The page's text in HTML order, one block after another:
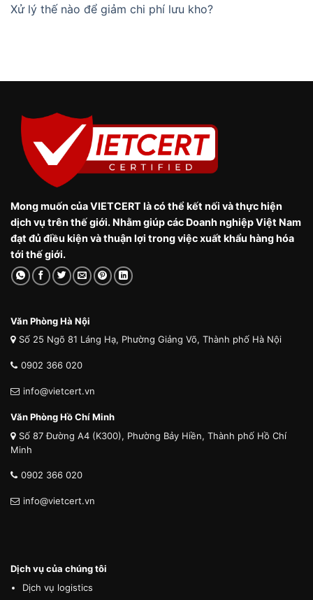
Xử lý thế nào để giảm chi phí lưu kho?
Mong muốn của VIETCERT là có thể kết nối và thực hiện
dịch vụ trên thế giới. Nhằm giúp các Doanh nghiệp Việt Nam
đạt đủ điều kiện và thuận lợi trong việc xuất khẩu hàng hóa
tới thế giới.
Văn Phòng Hà Nội
Số 25 Ngõ 81 Láng Hạ, Phường Giảng Võ, Thành phố Hà Nội
0902 366 020
info@vietcert.vn
Văn Phòng Hồ Chí Minh
Số 87 Đường A4 (K300), Phường Bảy Hiền, Thành phố Hồ Chí
Minh
0902 366 020
info@vietcert.vn
Dịch vụ của chúng tôi
Dịch vụ logistics